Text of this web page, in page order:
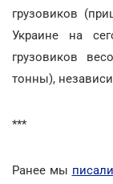
грузовиков
Украине на
грузовиков
тонны),
***
Ранее мы писали